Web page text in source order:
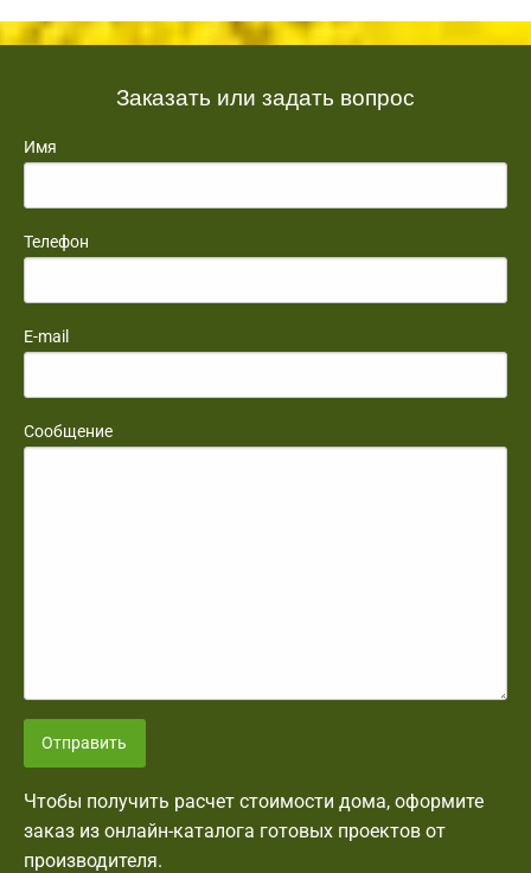
Заказать или задать вопрос
Имя
Телефон
E-mail
Сообщение
Отправить
Чтобы получить расчет стоимости дома, оформите
заказ из онлайн-каталога готовых проектов от
производителя.